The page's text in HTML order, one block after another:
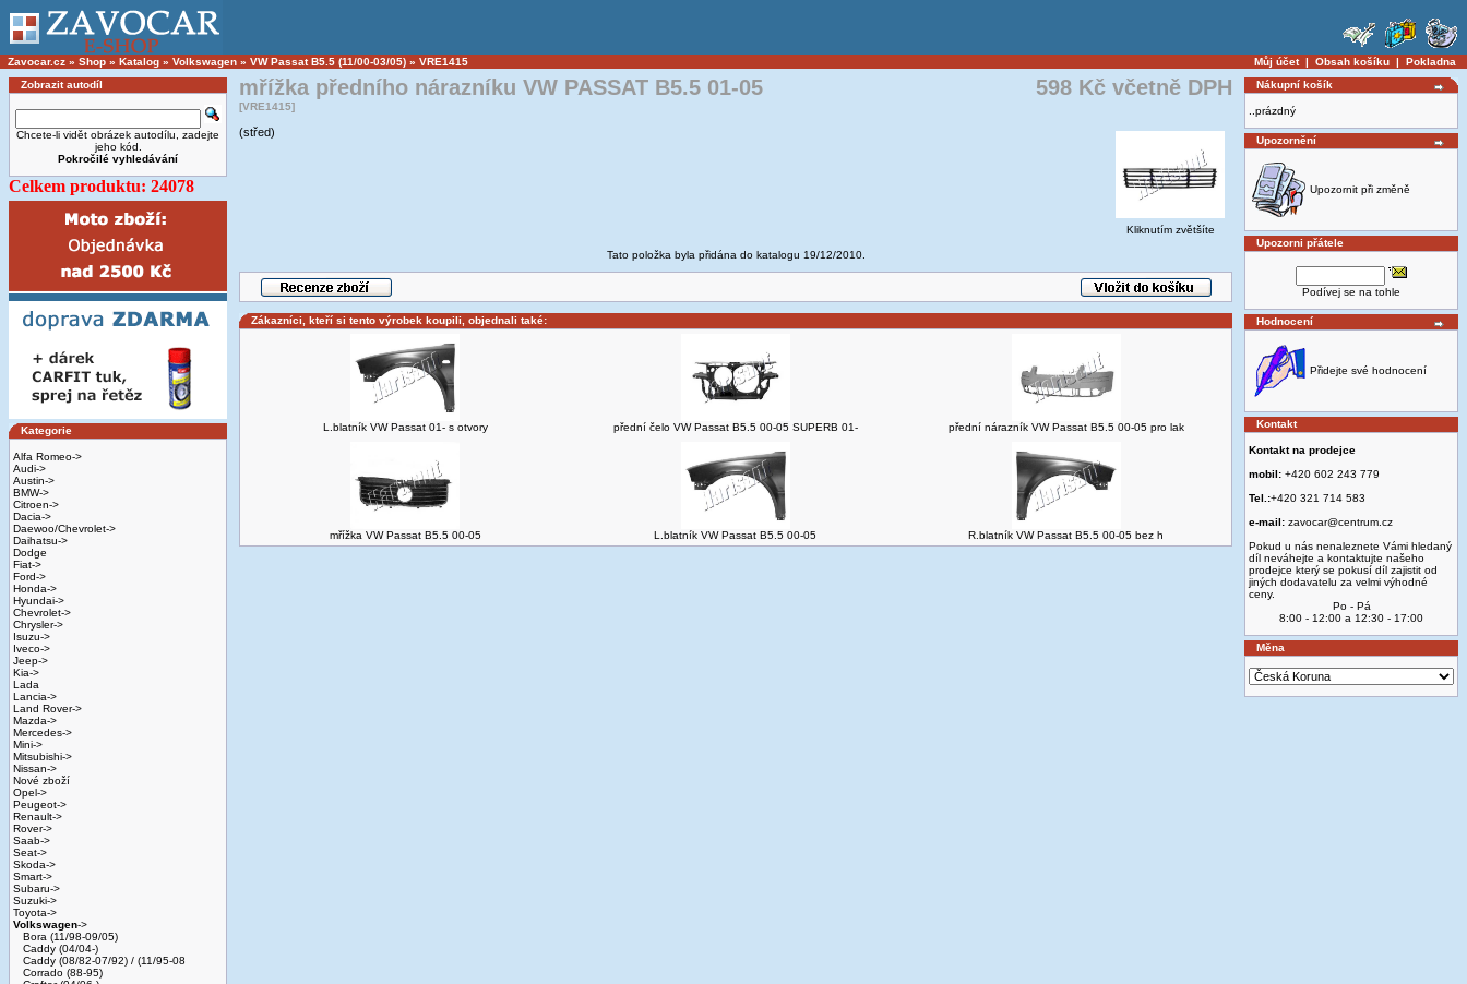
Zavocar.cz » Shop » Katalog » Volkswagen » VW Passat B5.5 (11/00-03/05) » VRE1415 Můj účet| Obsah košíku | Pokladna
Zobrazit autodíl
Chcete-li vidět obrázek autodílu, zadejte
jeho kód.
Pokročilé vyhledávání
Celkem produktu: 24078
Kategorie
Alfa Romeo->
Audi->
Austin->
BMW->
Citroen->
Dacia->
Daewoo/Chevrolet->
Daihatsu->
Dodge
Fiat->
Ford->
Honda->
Hyundai->
Chevrolet->
Chrysler->
Isuzu->
Iveco->
Jeep->
Kia->
Lada
Lancia->
Land Rover->
Mazda->
Mercedes->
Mini->
Mitsubishi->
Nissan->
Nové zboží
Opel->
Peugeot->
Renault->
Rover->
Saab->
Seat->
Skoda->
Smart->
Subaru->
Suzuki->
Toyota->
Volkswagen->
Bora (11/98-09/05)
Caddy (04/04-)
Caddy (08/82-07/92) / (11/95-08
Corrado (88-95)
mřížka předního nárazníku VW PASSAT B5.5 01-05
[VRE1415]
598 Kč včetně DPH
Kliknutím zvětšíte
(střed)
Tato položka byla přidána do katalogu 19/12/2010.
Zákazníci, kteří si tento výrobek koupili, objednali také:
L.blatník VW Passat 01- s otvory přední čelo VW Passat B5.5 00-05 SUPERB 01- přední nárazník VW Passat B5.5 00-05 pro lak
mřížka VW Passat B5.5 00-05 L.blatník VW Passat B5.5 00-05 R.blatník VW Passat B5.5 00-05 bez h
Nákupní košík
..prázdný
Upozornění
Upozornit při změně
Upozorni přátele
Podívej se na tohle
Hodnocení
Přidejte své hodnocení
Kontakt
Kontakt na prodejce
mobil: +420 602 243 779
Tel.:+420 321 714 583
e-mail: zavocar@centrum.cz
Pokud u nás nenaleznete Vámi hledaný
díl neváhejte a kontaktujte našeho
prodejce který se pokusí díl zajistit od
jiných dodavatelu za velmi výhodné
ceny.
Po - Pá
8:00 - 12:00 a 12:30 - 17:00
Měna